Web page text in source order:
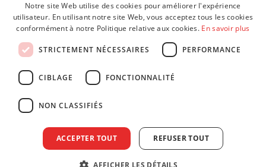
CGV et CGU
Mentions légales
Notre site Web utilise des cookies pour améliorer l'expérience
utilisateur. En utilisant notre site Web, vous acceptez tous les cookies
conformément à notre Politique relative aux cookies. En savoir plus
STRICTEMENT NÉCESSAIRES PERFORMANCE
CIBLAGE FONCTIONNALITÉ
NON CLASSIFIÉS
ACCEPTER TOUT REFUSER TOUT
AFFICHER LES DÉTAILS